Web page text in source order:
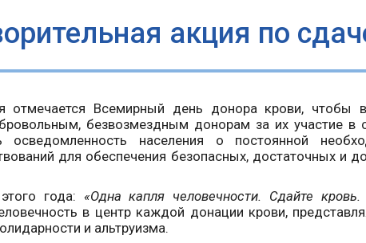
акция по
отмечается Всемирный день донора крови, чтобы
безвозмездным донорам за их участие в
осведомленность населения о постоянной
для обеспечения безопасных, достаточных и
года: «Одна капля человечности. Сдайте кровь.
в центр каждой донации крови,
и альтруизма.